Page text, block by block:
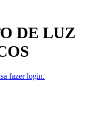
DE LUZ
fazer login.